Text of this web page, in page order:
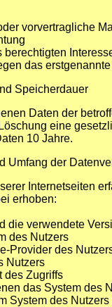
vorvertragliche
berechtigten
das
Speicherdauer
Daten der
eine
10 Jahre.
Umfang der
Internetseiten
erhoben:
die verwendete
des Nutzers
Provider des
Nutzers
des Zugriffs
das System des
System des